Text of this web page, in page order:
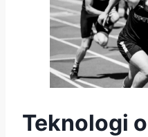
Teknologi